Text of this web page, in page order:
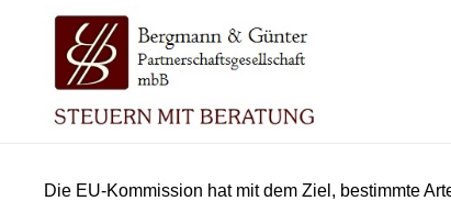
Die EU-Kommission hat mit dem Ziel, bestimmte